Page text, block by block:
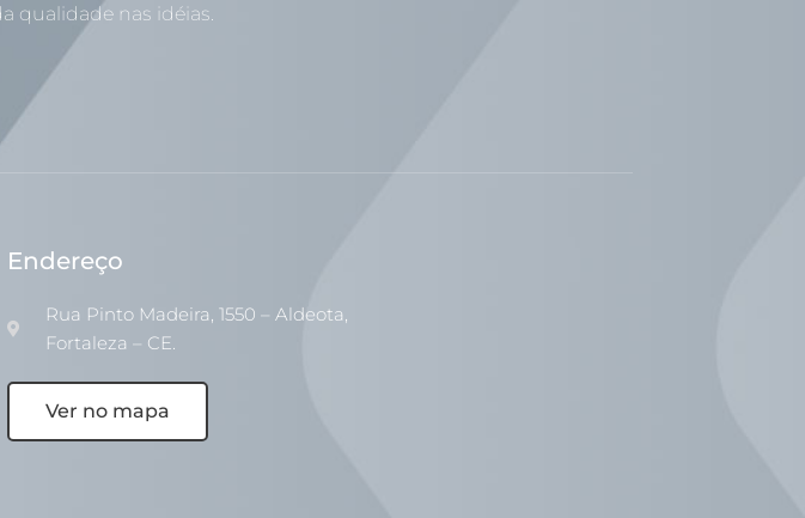
qualidade nas idéias.
Endereço
Rua Pinto Madeira, 1550 – Aldeota,
Fortaleza – CE.
Ver no mapa